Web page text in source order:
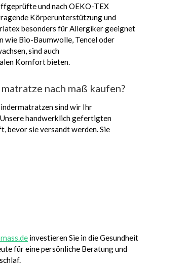
und nach OEKO-TEX
Körperunterstützung und
besonders für Allergiker geeignet
wie Bio-Baumwolle, Tencel oder
sind auch
Komfort bieten.
nach maß kaufen?
sind wir Ihr
handwerklich gefertigten
bevor sie versandt werden. Sie
investieren Sie in die Gesundheit
für eine persönliche Beratung und